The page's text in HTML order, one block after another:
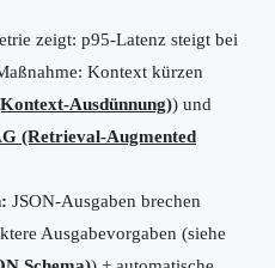
zeigt: p95-Latenz steigt bei
Kontext kürzen
Ausdünnung)) und
(Retrieval-Augmented
JSON-Ausgaben brechen
Ausgabevorgaben (siehe